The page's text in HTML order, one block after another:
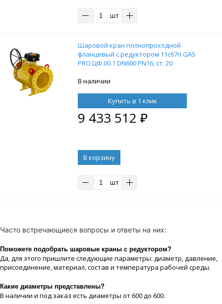
шт
Шаровой кран полнопроходной
фланцевый с редуктором 11с67п GAS
PRO ЦФ.00.1 DN600 PN16, ст. 20
В наличии
Купить в 1 клик
9 433 512 ₽
В корзину
шт
Часто встречающиеся вопросы и ответы на них:
Поможете подобрать шаровые краны с редуктором?
Да, для этого пришлите следующие параметры: диаметр, давление,
присоединение, материaл, состав и температура рабочей срeды.
Какие диaметры представлены?
В наличии и под заказ есть диaметры от 600 до 600.